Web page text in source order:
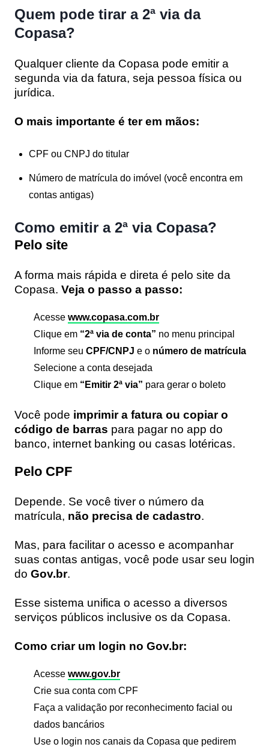
Quem pode tirar a 2ª via da
Copasa?
Qualquer cliente da Copasa pode emitir a
segunda via da fatura, seja pessoa física ou
jurídica.
O mais importante é ter em mãos:
CPF ou CNPJ do titular
Número de matrícula do imóvel (você encontra em
contas antigas)
Como emitir a 2ª via Copasa?
Pelo site
A forma mais rápida e direta é pelo site da
Copasa. Veja o passo a passo:
Acesse www.copasa.com.br
Clique em “2ª via de conta” no menu principal
Informe seu CPF/CNPJ e o número de matrícula
Selecione a conta desejada
Clique em “Emitir 2ª via” para gerar o boleto
Você pode imprimir a fatura ou copiar o
código de barras para pagar no app do
banco, internet banking ou casas lotéricas.
Pelo CPF
Depende. Se você tiver o número da
matrícula, não precisa de cadastro.
Mas, para facilitar o acesso e acompanhar
suas contas antigas, você pode usar seu login
do Gov.br.
Esse sistema unifica o acesso a diversos
serviços públicos inclusive os da Copasa.
Como criar um login no Gov.br:
Acesse www.gov.br
Crie sua conta com CPF
Faça a validação por reconhecimento facial ou
dados bancários
Use o login nos canais da Copasa que pedirem